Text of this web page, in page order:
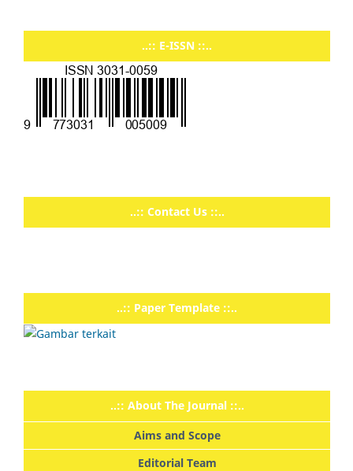
..:: E-ISSN ::..
..:: Contact Us ::..
..:: Paper Template ::..
..:: About The Journal ::..
Aims and Scope
Editorial Team